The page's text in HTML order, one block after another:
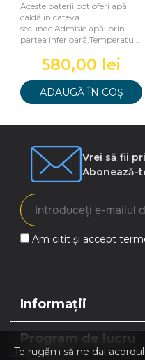
Aceste baterii pot oferi apă
caldă în câteva
secunde.Admisie apă: prin
partea inferioară.Temperatura
cu cres580,00 lei
ADAUGĂ ÎN COȘ
Vrei să fii
Abonează-
Am citit și accept
Informații
Program de lucru
Te rugăm să ne dai